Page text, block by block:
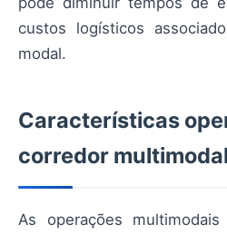
custos logísticos
modal.
Características
corredor multimodal
As operações